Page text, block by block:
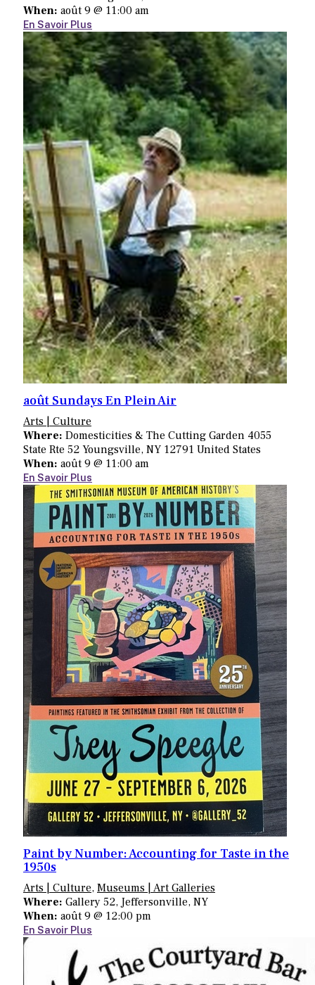
When: août 9 @ 11:00 am
En Savoir Plus
août Sundays En Plein Air
Arts | Culture
Where: Domesticities & The Cutting Garden 4055
State Rte 52 Youngsville, NY 12791 United States
When: août 9 @ 11:00 am
En Savoir Plus
Paint by Number: Accounting for Taste in the
1950s
Arts | Culture, Museums | Art Galleries
Where: Gallery 52, Jeffersonville, NY
When: août 9 @ 12:00 pm
En Savoir Plus